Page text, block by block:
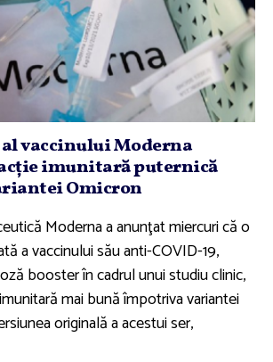
vaccinului Moderna
imunitară puternică
Omicron
Moderna a anunţat miercuri că o
a vaccinului său anti-COVID-19,
booster în cadrul unui studiu clinic,
mai bună împotriva variantei
originală a acestui ser,